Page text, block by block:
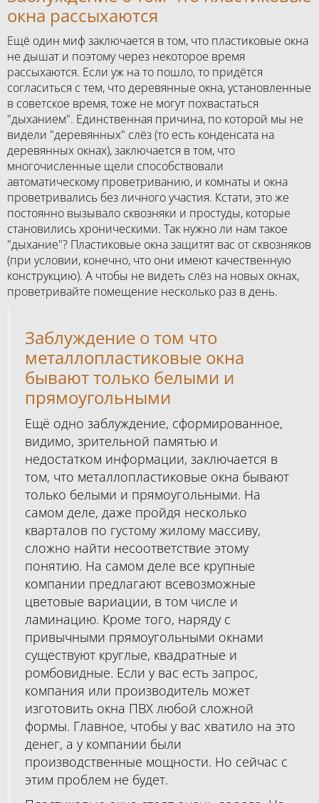
окна рассыхаются
Ещё один миф заключается в том, что пластиковые окна
не дышат и поэтому через некоторое время
рассыхаются. Если уж на то пошло, то придётся
согласиться с тем, что деревянные окна, установленные
в советское время, тоже не могут похвастаться
"дыханием". Единственная причина, по которой мы не
видели "деревянных" слёз (то есть конденсата на
деревянных окнах), заключается в том, что
многочисленные щели способствовали
автоматическому проветриванию, и комнаты и окна
проветривались без личного участия. Кстати, это же
постоянно вызывало сквозняки и простуды, которые
становились хроническими. Так нужно ли нам такое
"дыхание"? Пластиковые окна защитят вас от сквозняков
(при условии, конечно, что они имеют качественную
конструкцию). А чтобы не видеть слёз на новых окнах,
проветривайте помещение несколько раз в день.
Заблуждение о том что
металлопластиковые окна
бывают только белыми и
прямоугольными
Ещё одно заблуждение, сформированное,
видимо, зрительной памятью и
недостатком информации, заключается в
том, что металлопластиковые окна бывают
только белыми и прямоугольными. На
самом деле, даже пройдя несколько
кварталов по густому жилому массиву,
сложно найти несоответствие этому
понятию. На самом деле все крупные
компании предлагают всевозможные
цветовые вариации, в том числе и
ламинацию. Кроме того, наряду с
привычными прямоугольными окнами
существуют круглые, квадратные и
ромбовидные. Если у вас есть запрос,
компания или производитель может
изготовить окна ПВХ любой сложной
формы. Главное, чтобы у вас хватило на это
денег, а у компании были
производственные мощности. Но сейчас с
этим проблем не будет.